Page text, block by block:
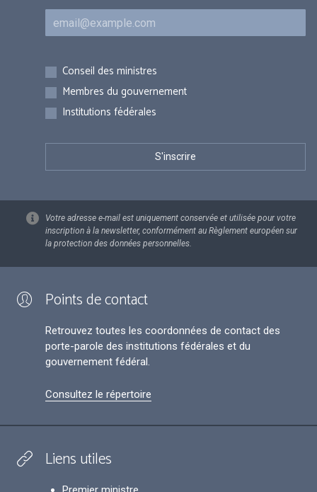
Courriel
Inscriptions
Conseil des ministres
Membres du gouvernement
Institutions fédérales
Votre adresse e-mail est uniquement conservée et utilisée pour votre
inscription à la newsletter, conformément au Règlement européen sur
la protection des données personnelles.
Points de contact
Retrouvez toutes les coordonnées de contact des
porte-parole des institutions fédérales et du
gouvernement fédéral.
Consultez le répertoire
Liens utiles